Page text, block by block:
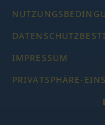
IMPRESSUM
PRIVATSPHÄRE-